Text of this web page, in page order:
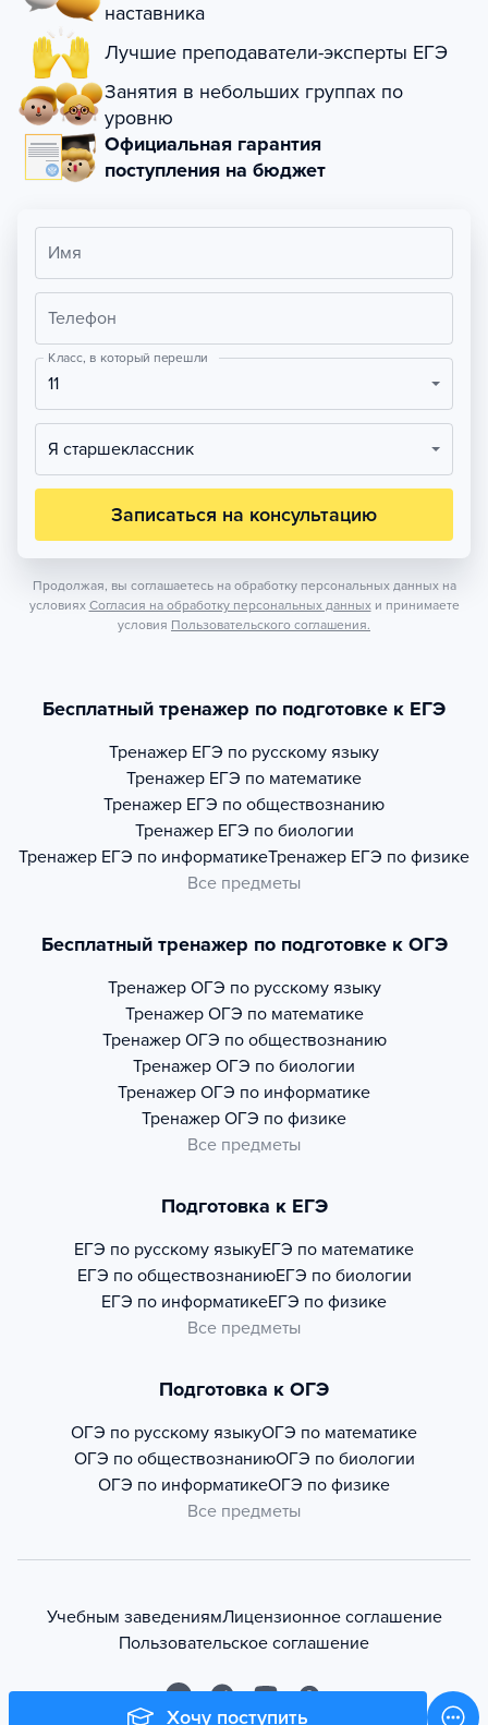
Хочу поступить
наставника
Лучшие преподаватели-эксперты ЕГЭ
Занятия в небольших группах по
уровню
Официальная гарантия
поступления на бюджет
Имя
Телефон
Класс, в который перешли
11
Я старшеклассник
Записаться на консультацию
Продолжая, вы соглашаетесь на обработку персональных данных на
условиях Согласия на обработку персональных данных и принимаете
условия Пользовательского соглашения.
Бесплатный тренажер по подготовке к ЕГЭ
Тренажер ЕГЭ по русскому языку
Тренажер ЕГЭ по математике
Тренажер ЕГЭ по обществознанию
Тренажер ЕГЭ по биологии
Тренажер ЕГЭ по информатикеТренажер ЕГЭ по физике
Все предметы
Бесплатный тренажер по подготовке к ОГЭ
Тренажер ОГЭ по русскому языку
Тренажер ОГЭ по математике
Тренажер ОГЭ по обществознанию
Тренажер ОГЭ по биологии
Тренажер ОГЭ по информатике
Тренажер ОГЭ по физике
Все предметы
Подготовка к ЕГЭ
ЕГЭ по русскому языкуЕГЭ по математике
ЕГЭ по обществознаниюЕГЭ по биологии
ЕГЭ по информатикеЕГЭ по физике
Все предметы
Подготовка к ОГЭ
ОГЭ по русскому языкуОГЭ по математике
ОГЭ по обществознаниюОГЭ по биологии
ОГЭ по информатикеОГЭ по физике
Все предметы
Учебным заведениямЛицензионное соглашение
Пользовательское соглашение